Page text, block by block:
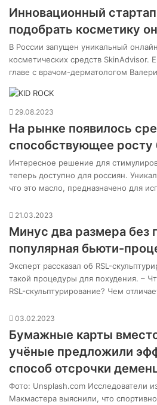
Инновационный
подобрать косметику
В России запущен уникальный
косметических средств SkinAdvisor.
главе с врачом-дерматологом
29.08.2023
На рынке появилось
способствующее росту
Интересное решение для
теперь доступно для россиян.
что это масло, предназначено для
21.03.2023
Минус два размера без
популярная бьюти-
Эксперт рассказал об RSL-
такой процедуры для похудения. –
RSL-скульптурирование? Чем
03.02.2023
Бумажные карты
учёные предложили
способ отсрочки
Фото: Unsplash.com Исследователи
Макмастера выяснили, что